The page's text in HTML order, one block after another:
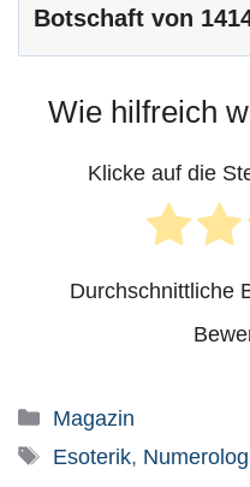
Botschaft von
Wie hilfreich
Klicke auf die
Durchschnittliche
Kategorien
Magazin
Schlagwörter
Esoterik,